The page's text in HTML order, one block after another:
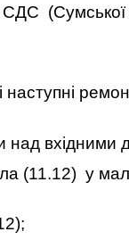
(Сумської
над
(11.12) у